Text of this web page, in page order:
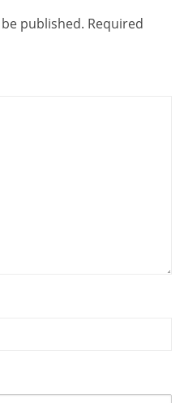
published. Required